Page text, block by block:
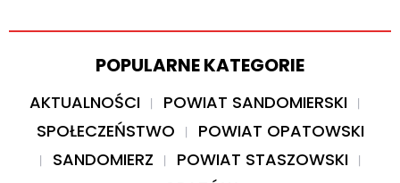
POPULARNE KATEGORIE
AKTUALNOŚCI
POWIAT SANDOMIERSKI
SPOŁECZEŃSTWO
POWIAT OPATOWSKI
SANDOMIERZ
POWIAT STASZOWSKI